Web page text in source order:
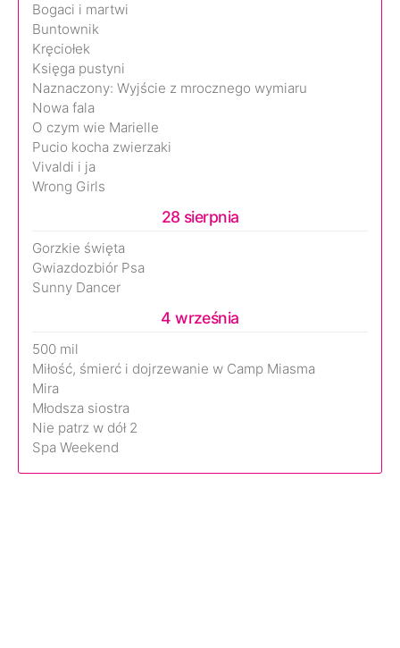
Bogaci i martwi
Buntownik
Kręciołek
Księga pustyni
Naznaczony: Wyjście z mrocznego wymiaru
Nowa fala
O czym wie Marielle
Pucio kocha zwierzaki
Vivaldi i ja
Wrong Girls
28 sierpnia
Gorzkie święta
Gwiazdozbiór Psa
Sunny Dancer
4 września
500 mil
Miłość, śmierć i dojrzewanie w Camp Miasma
Mira
Młodsza siostra
Nie patrz w dół 2
Spa Weekend